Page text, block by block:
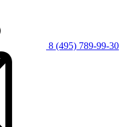
8 (495) 789-99-30